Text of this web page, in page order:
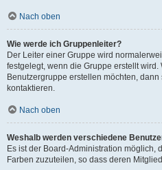
Nach oben
Wie werde ich Gruppenleiter?
Der Leiter einer Gruppe wird
festgelegt, wenn die Gruppe erstellt
Benutzergruppe erstellen möchten,
kontaktieren.
Nach oben
Weshalb werden verschiedene
Es ist der Board-Administration möglich,
Farben zuzuteilen, so dass deren